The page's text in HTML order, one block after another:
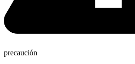
precaución